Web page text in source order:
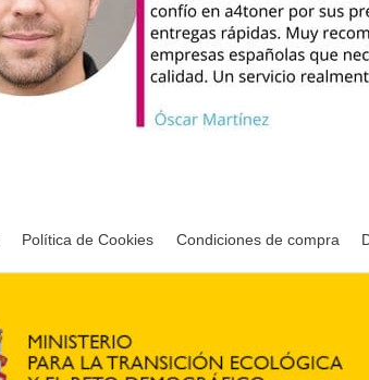
Política de Cookies Condiciones de compra